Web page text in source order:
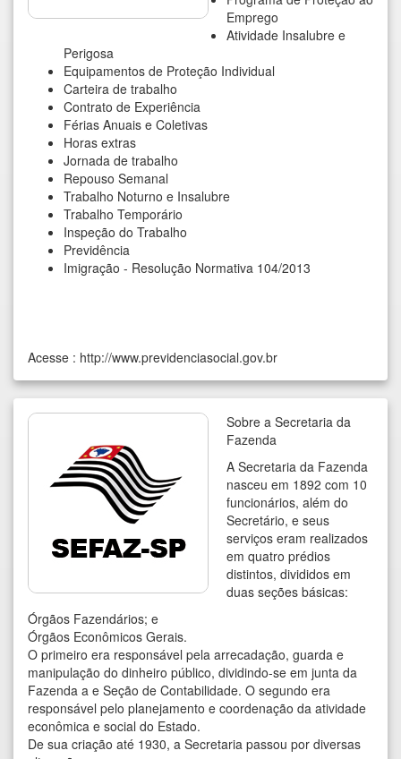
Emprego
Atividade Insalubre e
Perigosa
Equipamentos de Proteção Individual
Carteira de trabalho
Contrato de Experiência
Férias Anuais e Coletivas
Horas extras
Jornada de trabalho
Repouso Semanal
Trabalho Noturno e Insalubre
Trabalho Temporário
Inspeção do Trabalho
Previdência
Imigração - Resolução Normativa 104/2013
Acesse : http://www.previdenciasocial.gov.br
Sobre a Secretaria da
Fazenda
A Secretaria da Fazenda
nasceu em 1892 com 10
funcionários, além do
Secretário, e seus
serviços eram realizados
em quatro prédios
distintos, divididos em
duas seções básicas:
Órgãos Fazendários; e
Órgãos Econômicos Gerais.
O primeiro era responsável pela arrecadação, guarda e
manipulação do dinheiro público, dividindo-se em junta da
Fazenda a e Seção de Contabilidade. O segundo era
responsável pelo planejamento e coordenação da atividade
econômica e social do Estado.
De sua criação até 1930, a Secretaria passou por diversas